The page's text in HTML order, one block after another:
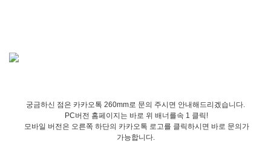
궁금하신 점은 카카오톡 260mm로 문의 주시면 안내해드리겠습니다.
PC버전 홈페이지는 바로 위 배너를속 1 클릭!
모바일 버전은 오른쪽 하단의 카카오톡 로고를 클릭하시면 바로 문의가
가능합니다.